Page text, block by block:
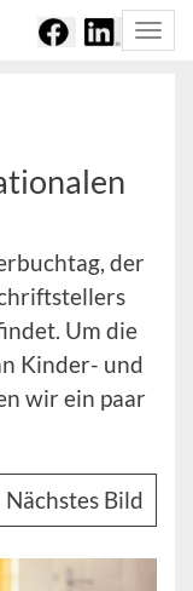
der
Um die
Kinder- und
wir ein paar
Nächstes Bild